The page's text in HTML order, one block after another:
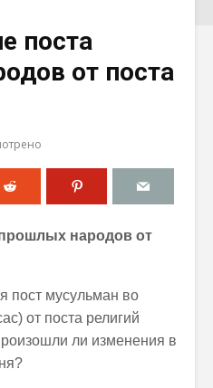
поста
от поста
народов от
пост мусульман во
от поста религий
ли изменения в